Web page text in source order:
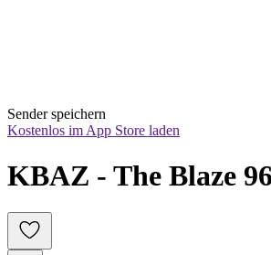
Sender speichern
Kostenlos im App Store laden
KBAZ - The Blaze